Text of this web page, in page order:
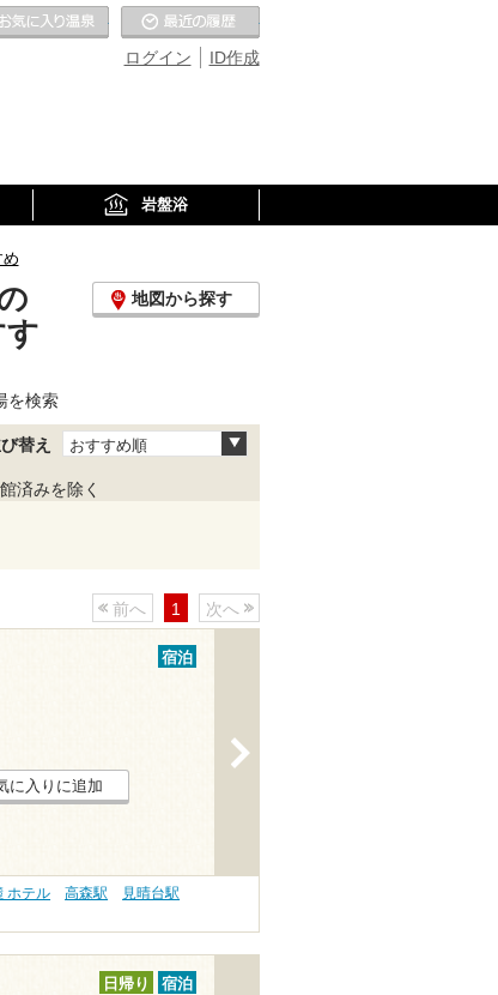
ID作成
ログイン
お気に入りの温泉
岩盤浴
す
地図から探す
を検索
替え おすすめ順
済みを除く
前へ 1 次へ
宿泊
に入りに追加
ホテル 高森駅
見晴台駅
日帰り 宿泊